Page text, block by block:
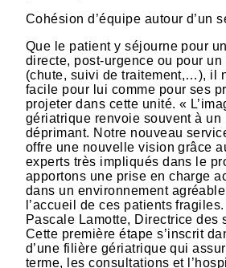
Cohésion d’équipe autour d’un
Que le patient y séjourne pour
directe, post-urgence ou pour un
(chute, suivi de traitement,…), il
facile pour lui comme pour ses
projeter dans cette unité. «
gériatrique renvoie souvent à
déprimant. Notre nouveau
offre une nouvelle vision grâce
experts très impliqués dans le
apportons une prise en charge
dans un environnement
l’accueil de ces patients
Pascale Lamotte, Directrice des
Cette première étape s’inscrit
d’une filière gériatrique qui
terme, les consultations et